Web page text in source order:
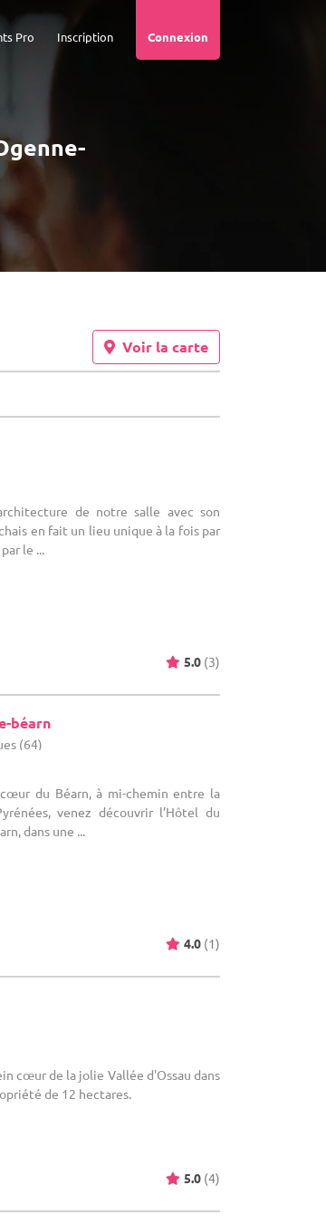
Connexion
Inscription
Pro
Voir la carte
de notre salle avec son
en fait un lieu unique à la fois par
le ...
5.0 (3)
béarn
(64)
du Béarn, à mi-chemin entre la
venez découvrir l’Hôtel du
dans une ...
4.0 (1)
cœur de la jolie Vallée d'Ossau dans
de 12 hectares.
5.0 (4)